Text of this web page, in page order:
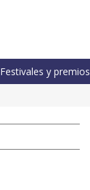
Festivales y premios